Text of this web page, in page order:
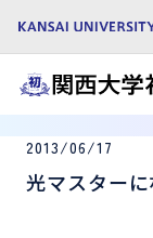
2013/06/17
光マスターに